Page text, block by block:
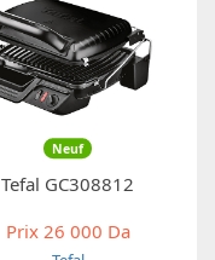
Neuf
Tefal GC308812
Prix26 000 Da